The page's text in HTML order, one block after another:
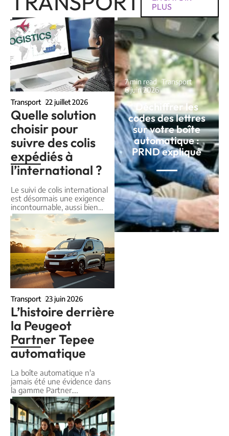
PLUS
Transport 22 juillet 2026
Quelle solution
choisir pour
suivre des colis
expédiés à
l’international ?
Le suivi de colis international
est désormais une exigence
incontournable, aussi bien…
Transport 23 juin 2026
L’histoire derrière
la Peugeot
Partner Tepee
automatique
La boîte automatique n'a
jamais été une évidence dans
la gamme Partner.…
7 min read
Transport
6 juin 2026
Déchiffrer les
codes des lettres
sur votre boîte
automatique :
PRND expliqué